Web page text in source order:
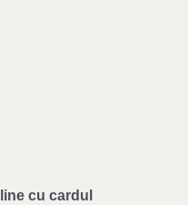
cu cardul